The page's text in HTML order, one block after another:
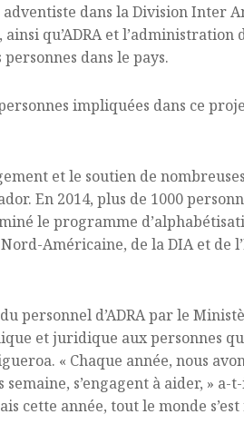
dans la Division Inter
qu’ADRA et l’administration
dans le pays.
impliquées dans ce
et le soutien de
En 2014, plus de 1000
le programme
Américaine, de la DIA et de
personnel d’ADRA par le
et juridique aux personnes
« Chaque année, nous
s’engagent à aider, » a-
cette année, tout le monde